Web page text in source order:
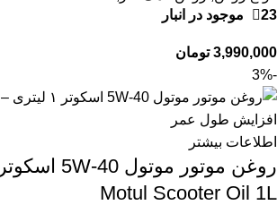
23 موجود در انبار
3,990,000 تومان
-3%
اطلاعات بیشتر
Motul Scooter Oil 1L